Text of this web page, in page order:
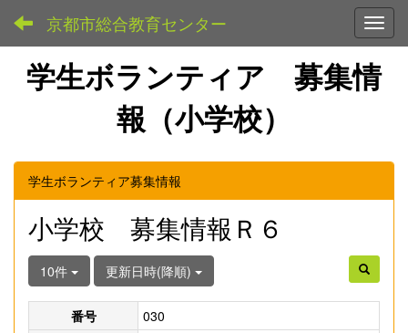
京都市総合教育センター
学生ボランティア 募集情
報（小学校）
学生ボランティア募集情報
小学校 募集情報Ｒ６
10件 更新日時(降順)
番号
030